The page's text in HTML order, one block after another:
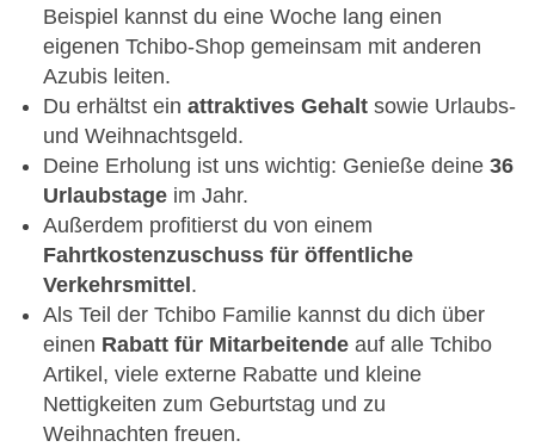
Beispiel kannst du eine Woche lang einen
eigenen Tchibo-Shop gemeinsam mit anderen
Azubis leiten.
Du erhältst ein attraktives Gehalt sowie Urlaubs-
und Weihnachtsgeld.
Deine Erholung ist uns wichtig: Genieße deine 36
Urlaubstage im Jahr.
Außerdem profitierst du von einem
Fahrtkostenzuschuss für öffentliche
Verkehrsmittel .
Als Teil der Tchibo Familie kannst du dich über
einen Rabatt für Mitarbeitende auf alle Tchibo
Artikel, viele externe Rabatte und kleine
Nettigkeiten zum Geburtstag und zu
Weihnachten freuen.